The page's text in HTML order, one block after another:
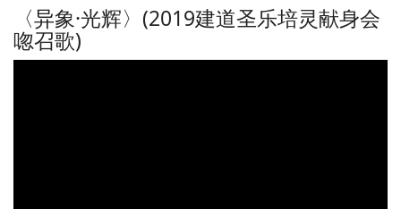
〈异象·光辉〉(2019建道圣乐培灵献身会
唿召歌)